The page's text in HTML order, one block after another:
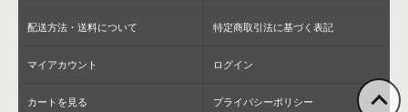
配送方法・送料について 特定商取引法に基づく表記
マイアカウント ログイン
カートを見る プライバシーポリシー